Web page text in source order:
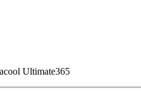
Ultimate365